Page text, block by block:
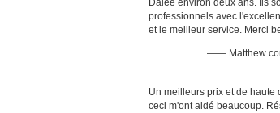
Dalee environ deux ans. Ils
professionnels avec
et le meilleur service. Merci
—— Matthew
Un meilleurs prix et de haute
ceci m'ont aidé beaucoup.